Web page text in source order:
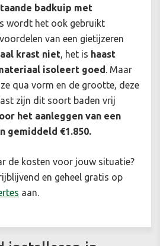
badkuip met
wordt het ook gebruikt
van een gietijzeren
krast niet, het is haast
isoleert goed. Maar
qua vorm en de grootte, deze
zijn dit soort baden vrij
het aanleggen van een
gemiddeld €1.850.
de kosten voor jouw situatie?
en geheel gratis op
aan.